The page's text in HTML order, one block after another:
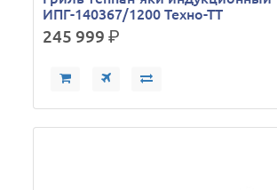
ИПГ-140367/1200 Техно-ТТ
245 999р.